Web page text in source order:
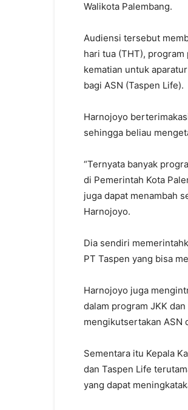
Walikota Palembang.
Audiensi tersebut
hari tua (THT),
kematian untuk
bagi ASN (Taspen Life).
Harnojoyo
sehingga beliau
“Ternyata banyak
di Pemerintah Kota
juga dapat menambah
Harnojoyo.
Dia sendiri
PT Taspen yang bisa
Harnojoyo juga
dalam program JKK
mengikutsertakan ASN
Sementara itu Kepala
dan Taspen Life
yang dapat